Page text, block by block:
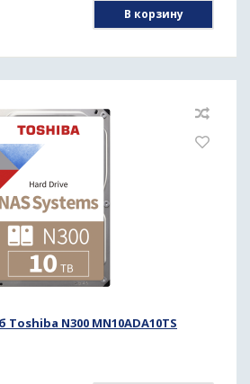
В корзину
N300 MN10ADA10TS